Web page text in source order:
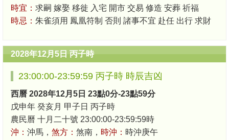
時宜： 求嗣 嫁娶 移徙 入宅 開市 交易 修造 安葬 祈福
時忌： 朱雀須用 鳳凰符制 否則 諸事不宜 赴任 出行 求財
2028年12月5日 丙子時
23:00:00-23:59:59 丙子時 時辰吉凶
西曆 2028年12月5日 23點0分-23點59分
戊申年 癸亥月 甲子日 丙子時
農民曆 十月二十號 23:00:00-23:59:59時
沖： 沖馬， 煞方： 煞南， 時沖： 時沖庚午